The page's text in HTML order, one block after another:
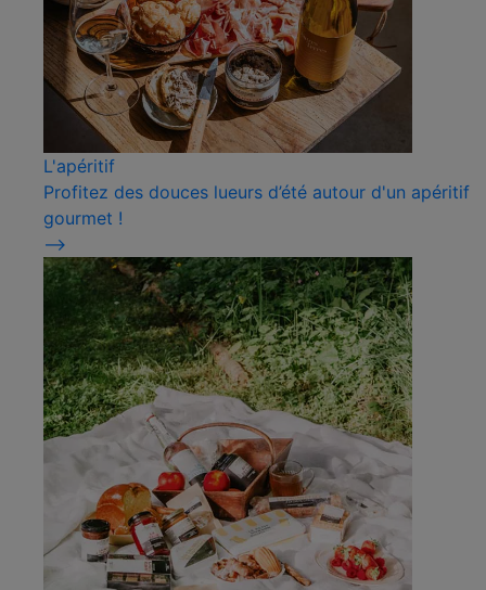
L'apéritif
Profitez des douces lueurs d’été autour d'un apéritif
gourmet !
⟶